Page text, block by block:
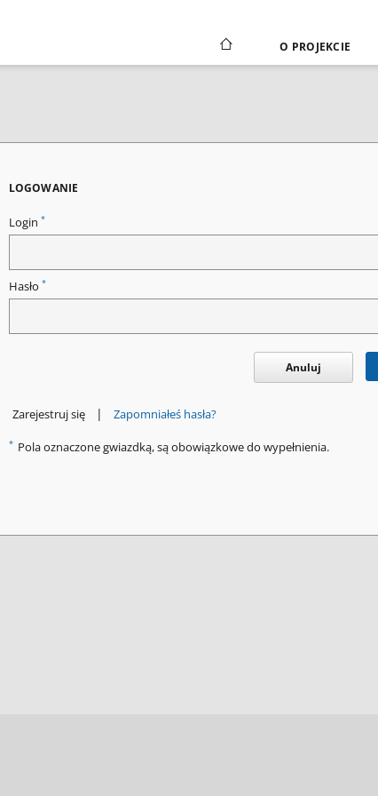
O PROJEKCIE
LOGOWANIE
Login *
Hasło *
Anuluj
Zarejestruj się | Zapomniałeś hasła?
* Pola oznaczone gwiazdką, są obowiązkowe do wypełnienia.